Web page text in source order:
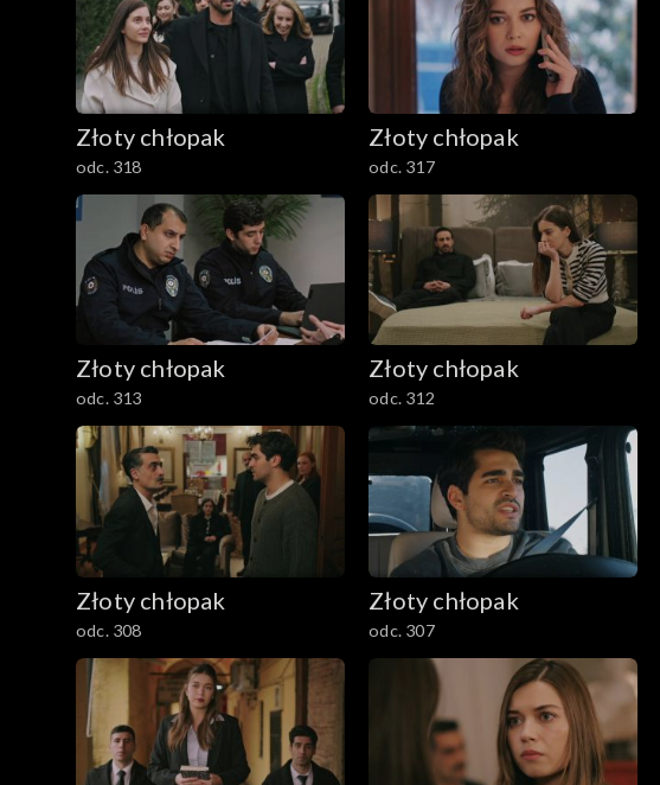
Złoty chłopak
odc. 318
Złoty chłopak
odc. 317
Złoty chłopak
odc. 313
Złoty chłopak
odc. 312
Złoty chłopak
odc. 308
Złoty chłopak
odc. 307